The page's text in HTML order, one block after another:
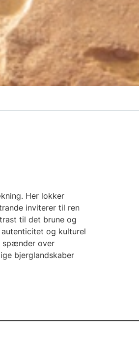
Her lokker
inviterer til ren
til det brune og
og kulturel
spænder over
bjerglandskaber